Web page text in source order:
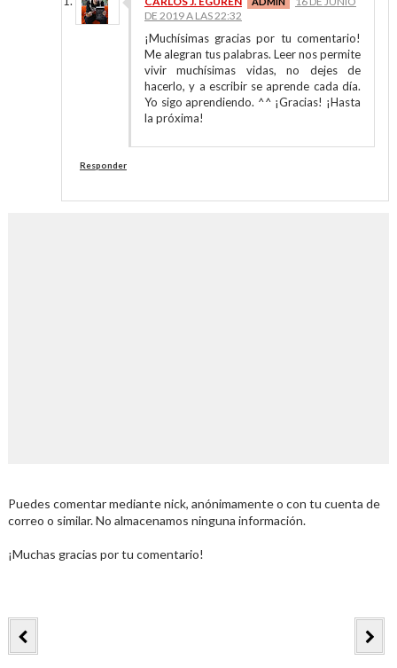
DE 2019 A LAS 22:32
¡Muchísimas gracias por tu comentario!
Me alegran tus palabras. Leer nos permite
vivir muchísimas vidas, no dejes de
hacerlo, y a escribir se aprende cada día.
Yo sigo aprendiendo. ^^ ¡Gracias! ¡Hasta
la próxima!
Responder
Puedes comentar mediante nick, anónimamente o con tu cuenta de
correo o similar. No almacenamos ninguna información.
¡Muchas gracias por tu comentario!